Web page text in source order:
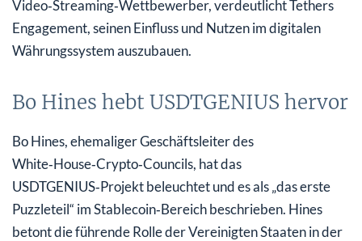
Video‑Streaming‑Wettbewerber, verdeutlicht Tethers
Engagement, seinen Einfluss und Nutzen im digitalen
Währungssystem auszubauen.
Bo Hines hebt USDTGENIUS hervor
Bo Hines, ehemaliger Geschäftsleiter des
White‑House‑Crypto‑Councils, hat das
USDTGENIUS‑Projekt beleuchtet und es als „das erste
Puzzleteil“ im Stablecoin‑Bereich beschrieben. Hines
betont die führende Rolle der Vereinigten Staaten in der